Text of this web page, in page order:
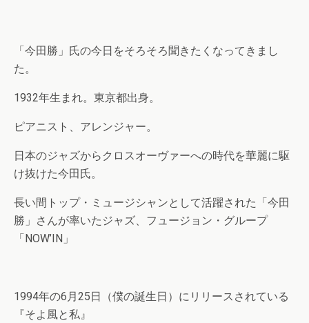
「今田勝」氏の今日をそろそろ聞きたくなってきまし
た。
1932年生まれ。東京都出身。
ピアニスト、アレンジャー。
日本のジャズからクロスオーヴァーへの時代を華麗に駆
け抜けた今田氏。
長い間トップ・ミュージシャンとして活躍された「今田
勝」さんが率いたジャズ、フュージョン・グループ
「NOW’IN」
1994年の6月25日（僕の誕生日）にリリースされている
『そよ風と私』